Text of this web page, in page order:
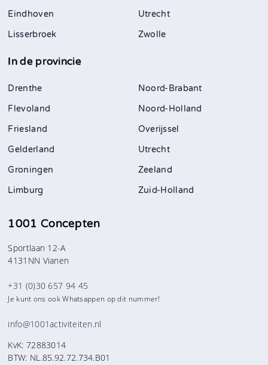
Eindhoven
Lisserbroek
Utrecht
Zwolle
In de provincie
Drenthe
Flevoland
Friesland
Gelderland
Groningen
Limburg
Noord-Brabant
Noord-Holland
Overijssel
Utrecht
Zeeland
Zuid-Holland
1001 Concepten
Sportlaan 12-A
4131NN Vianen
+31 (0)30 657 94 45
Je kunt ons ook Whatsappen op dit nummer!
info@1001activiteiten.nl
KvK: 72883014
BTW: NL.85.92.72.734.B01